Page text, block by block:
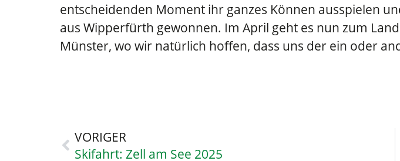
entscheidenden Moment ihr ganzes Können ausspielen
aus Wipperfürth gewonnen. Im April geht es nun zum
Münster, wo wir natürlich hoffen, dass uns der ein oder
VORIGER
Skifahrt: Zell am See 2025